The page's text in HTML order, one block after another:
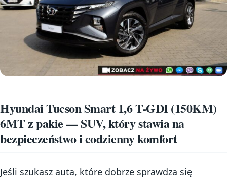
Hyundai Tucson Smart 1,6 T-GDI (150KM)
6MT z pakie — SUV, który stawia na
bezpieczeństwo i codzienny komfort
Jeśli szukasz auta, które dobrze sprawdza się